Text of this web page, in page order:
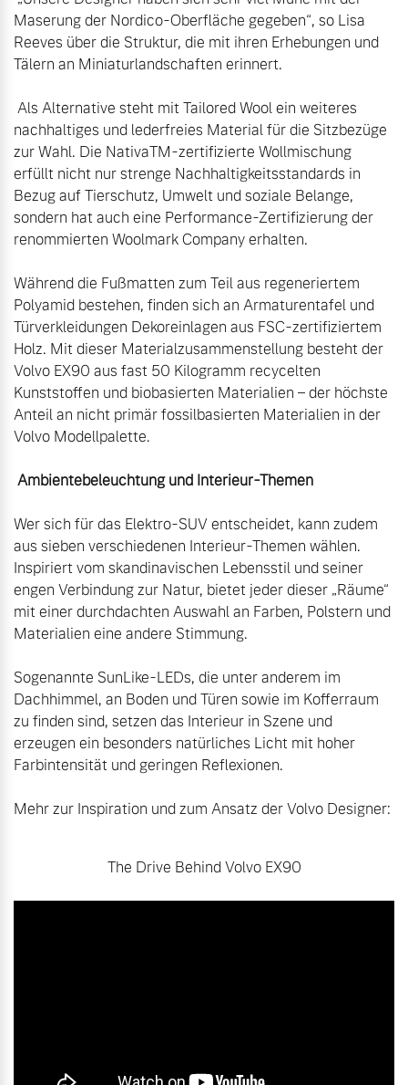
Maserung der Nordico-Oberfläche gegeben“, so Lisa
Reeves über die Struktur, die mit ihren Erhebungen und
Tälern an Miniaturlandschaften erinnert.
nachhaltiges und lederfreies Material für die Sitzbezüge
zur Wahl. Die NativaTM-zertifizierte Wollmischung
erfüllt nicht nur strenge Nachhaltigkeitsstandards in
Bezug auf Tierschutz, Umwelt und soziale Belange,
sondern hat auch eine Performance-Zertifizierung der
renommierten Woolmark Company erhalten.
Während die Fußmatten zum Teil aus regeneriertem
Polyamid bestehen, finden sich an Armaturentafel und
Türverkleidungen Dekoreinlagen aus FSC-zertifiziertem
Holz. Mit dieser Materialzusammenstellung besteht der
Volvo EX90 aus fast 50 Kilogramm recycelten
Kunststoffen und biobasierten Materialien – der höchste
Anteil an nicht primär fossilbasierten Materialien in der
Volvo Modellpalette.
Ambientebeleuchtung und Interieur-Themen
Wer sich für das Elektro-SUV entscheidet, kann zudem
aus sieben verschiedenen Interieur-Themen wählen.
Inspiriert vom skandinavischen Lebensstil und seiner
engen Verbindung zur Natur, bietet jeder dieser „Räume“
mit einer durchdachten Auswahl an Farben, Polstern und
Materialien eine andere Stimmung.
Sogenannte SunLike-LEDs, die unter anderem im
Dachhimmel, an Boden und Türen sowie im Kofferraum
zu finden sind, setzen das Interieur in Szene und
erzeugen ein besonders natürliches Licht mit hoher
Farbintensität und geringen Reflexionen.
Mehr zur Inspiration und zum Ansatz der Volvo Designer:
The Drive Behind Volvo EX90